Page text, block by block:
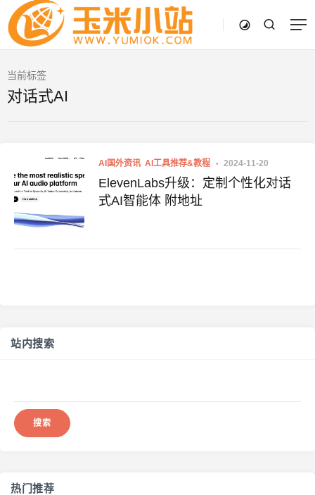
当前标签
对话式AI
AI国外资讯 AI工具推荐&教程 2024-11-20
ElevenLabs升级：定制个性化对话
式AI智能体 附地址
站内搜索
热门推荐